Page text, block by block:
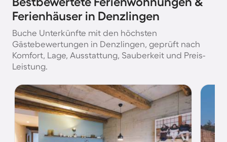
Ferienhäuser in Denzlingen
Buche Unterkünfte mit den höchsten
Gästebewertungen in Denzlingen, geprüft nach
Komfort, Lage, Ausstattung, Sauberkeit und Preis-
Leistung.